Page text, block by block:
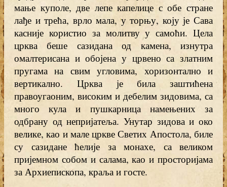
мање куполе, две лепе капелице с обе стране
лађе и трећа, врло мала, у торњу, коју је Сава
касније користио за молитву у самоћи. Цела
црква беше сазидана од камена, изнутра
омалтерисана и обојена у црвено са златним
пругама на свим угловима, хоризонтално и
вертикално. Црква је била заштићена
правоугаоним, високим и дебелим зидовима, са
много кула и пушкарница намењених за
одбрану од непријатеља. Унутар зидова и око
велике, као и мале цркве Светих Апостола, биле
су сазидане ћелије за монахе, са великом
пријемном собом и салама, као и просторијама
за Архиепископа, краља и госте.